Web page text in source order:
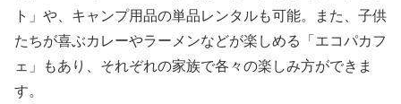
ト」や、キャンプ用品の単品レンタルも可能。また、子供
たちが喜ぶカレーやラーメンなどが楽しめる「エコパカフ
ェ」もあり、それぞれの家族で各々の楽しみ方ができま
す。